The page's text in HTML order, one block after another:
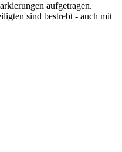
aufgetragen.
sind bestrebt - auch mit